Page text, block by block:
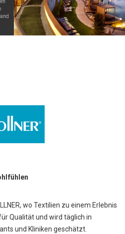
wo Textilien zu einem Erlebnis
Qualität und wird täglich in
und Kliniken geschätzt.